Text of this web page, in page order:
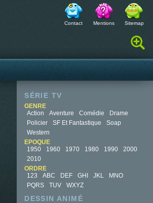
Contact Mentions Sitemap
Rechercher :
SÉRIE TV
GENRE
Action
Aventure Comédie
Drame
Policier
SF Et Fantastique
Soap
Western
EPOQUE
1950
1960 1970 1980 1990
2000
2010
ORDRE
123
ABC DEF GHI JKL
MNO
PQRS
TUV WXYZ
DESSIN ANIMÉ